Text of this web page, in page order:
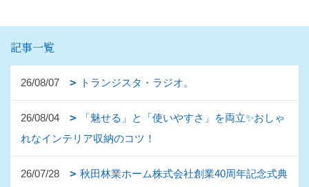
記事一覧
26/08/07 トランジスタ・ラジオ。
26/08/04
「魅せる」と「使いやすさ」を両立✨おしゃ
れなインテリア収納のコツ！
26/07/28
秋田林業ホーム株式会社創業40周年記念式典